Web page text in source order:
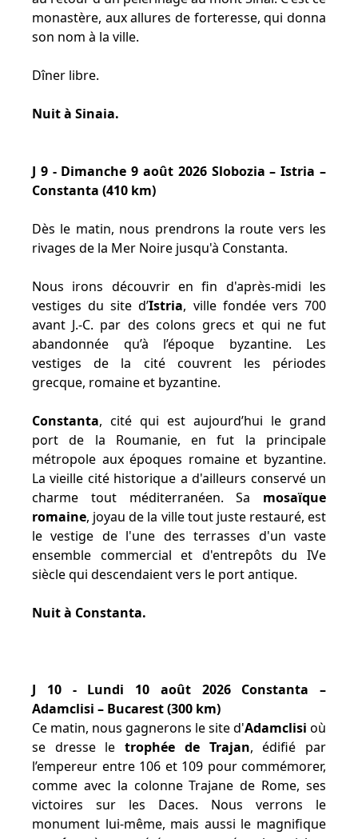
monastère, aux allures de forteresse, qui donna
son nom à la ville.
Dîner libre.
Nuit à Sinaia.
J 9 - Dimanche 9 août 2026 Slobozia – Istria –
Constanta (410 km)
Dès le matin, nous prendrons la route vers les
rivages de la Mer Noire jusqu'à Constanta.
Nous irons découvrir en fin d'après-midi les
vestiges du site d’Istria, ville fondée vers 700
avant J.-C. par des colons grecs et qui ne fut
abandonnée qu’à l’époque byzantine. Les
vestiges de la cité couvrent les périodes
grecque, romaine et byzantine.
Constanta, cité qui est aujourd’hui le grand
port de la Roumanie, en fut la principale
métropole aux époques romaine et byzantine.
La vieille cité historique a d'ailleurs conservé un
charme tout méditerranéen. Sa mosaïque
romaine, joyau de la ville tout juste restauré, est
le vestige de l'une des terrasses d'un vaste
ensemble commercial et d'entrepôts du IVe
siècle qui descendaient vers le port antique.
Nuit à Constanta.
J 10 - Lundi 10 août 2026 Constanta –
Adamclisi – Bucarest (300 km)
Ce matin, nous gagnerons le site d'Adamclisi où
se dresse letrophée de Trajan, édifié par
l’empereur entre 106 et 109 pour commémorer,
comme avec la colonne Trajane de Rome, ses
victoires sur les Daces. Nous verrons le
monument lui-même, mais aussi le magnifique